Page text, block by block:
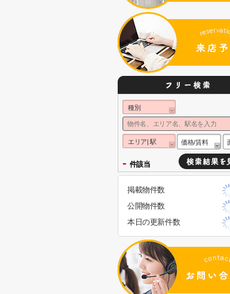
種別
エリア| 駅 価格/賃料
- 件該当
掲載物件数
公開物件数
本日の更新件数